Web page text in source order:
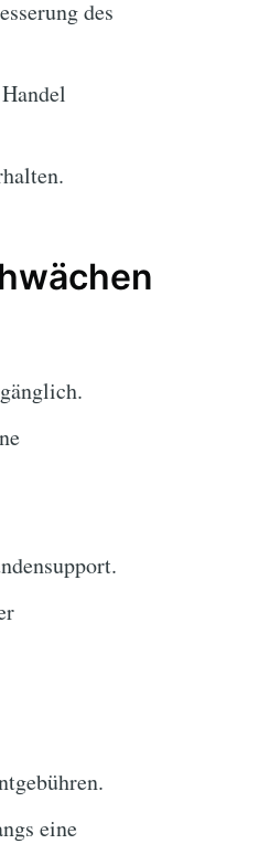
des
eine